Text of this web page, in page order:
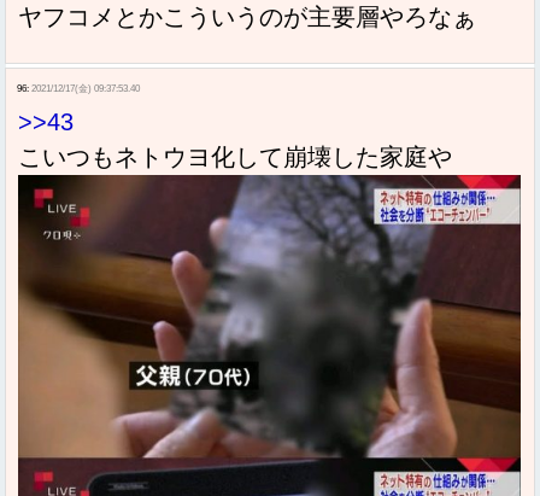
ヤフコメとかこういうのが主要層やろなぁ
96: 2021/12/17(金) 09:37:53.40
>>43
こいつもネトウヨ化して崩壊した家庭や